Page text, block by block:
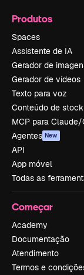
Produtos
Spaces
Assistente de IA
Gerador de
Gerador de vídeos
Texto para voz
Conteúdo de stock
MCP para Claude/
Agentes New
API
App móvel
Todas as
Começar
Academy
Documentação
Atendimento
Termos e